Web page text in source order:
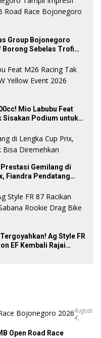
Group Bojonegoro
Trofi
Mio Labubu Feat
Sisakan Podium untuk
Prestasi Gemilang di
Fiandra Pendatang
Ag Style FR
EF Kembali Rajai
August
4,
Open Road Race